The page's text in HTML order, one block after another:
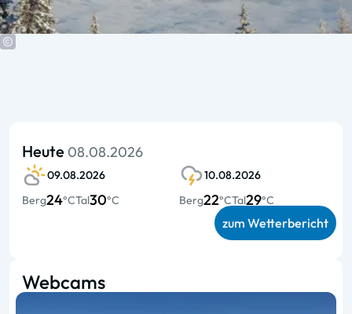
Heute 08.08.2026
09.08.2026
Berg24°CTal30°C
10.08.2026
Berg22°CTal29°C
zum Wetterbericht
Webcams